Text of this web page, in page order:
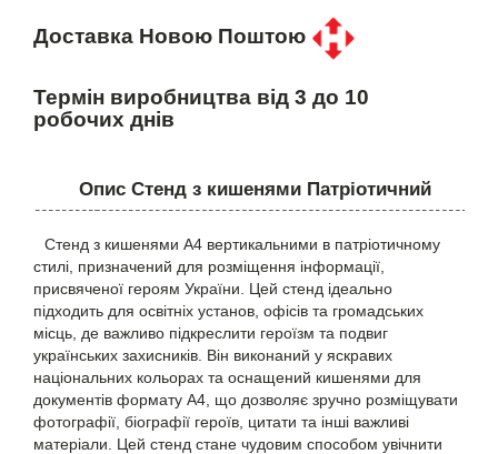
Доставка Новою Поштою
Термін виробництва від 3 до 10
робочих днів
Опис Стенд з кишенями Патріотичний
Стенд з кишенями А4 вертикальними в патріотичному
стилі, призначений для розміщення інформації,
присвяченої героям України. Цей стенд ідеально
підходить для освітніх установ, офісів та громадських
місць, де важливо підкреслити героїзм та подвиг
українських захисників. Він виконаний у яскравих
національних кольорах та оснащений кишенями для
документів формату А4, що дозволяє зручно розміщувати
фотографії, біографії героїв, цитати та інші важливі
матеріали. Цей стенд стане чудовим способом увічнити